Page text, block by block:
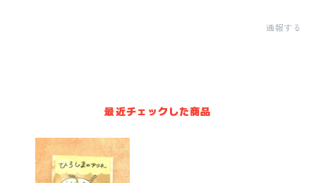
通報する
最近チェックした商品